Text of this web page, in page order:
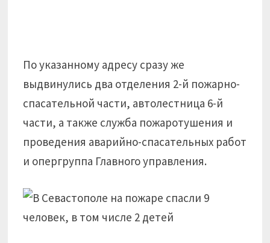
По указанному адресу сразу же
выдвинулись два отделения 2-й пожарно-
спасательной части, автолестница 6-й
части, а также служба пожаротушения и
проведения аварийно-спасательных работ
и опергруппа Главного управления.